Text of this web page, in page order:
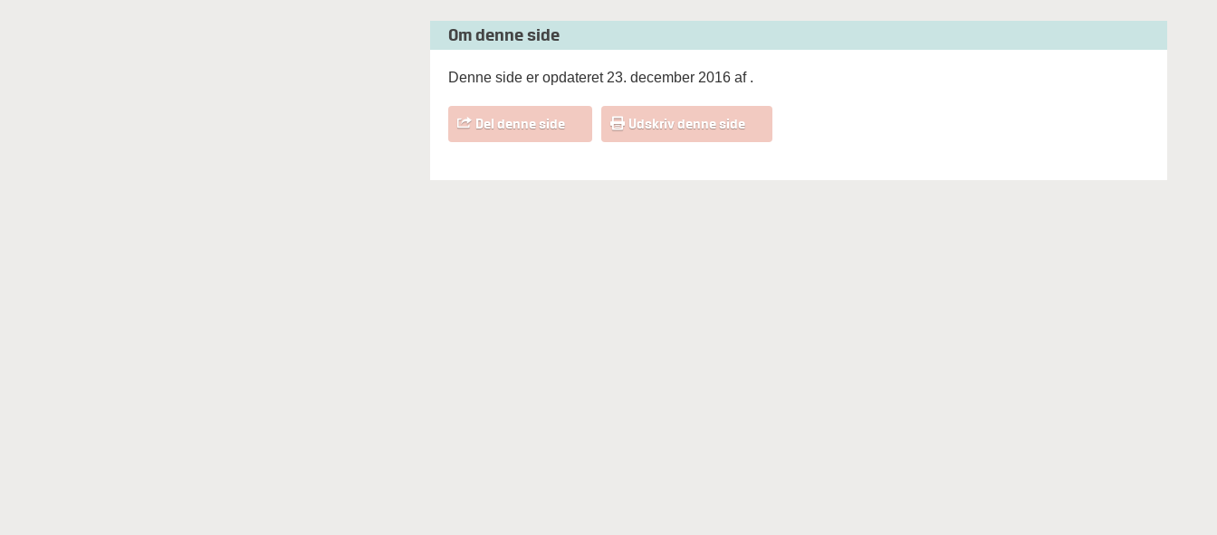
Om denne side
Denne side er opdateret 23. december 2016 af .
Del denne side Udskriv denne side